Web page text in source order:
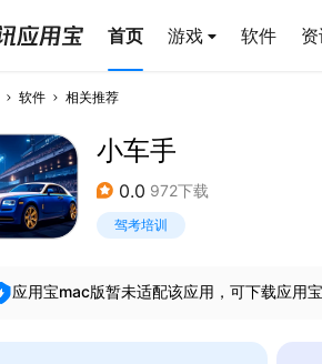
首页 游戏 软件
软件 相关推荐
小车手
0.0 972下载
驾考培训
应用宝mac版暂未适配该应用，可下载应用